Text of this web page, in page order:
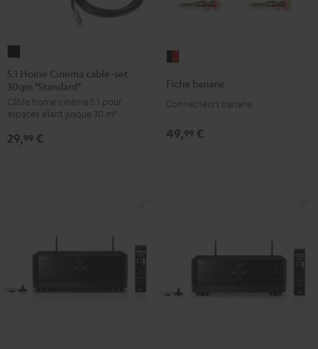
Home
Cinema
cable-
set
30qm
5.1 Home Cinema cable-set
30qm "Standard"
Câble home cinéma 5.1 pour
espaces allant jusque 30 m²
29,99 €
Noir
Fiche banane
Connecteurs banane
49,99 €